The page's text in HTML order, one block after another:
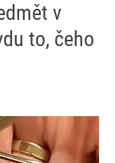
v
to, čeho